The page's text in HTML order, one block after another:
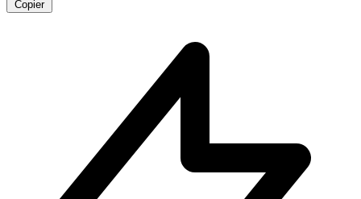
Copier